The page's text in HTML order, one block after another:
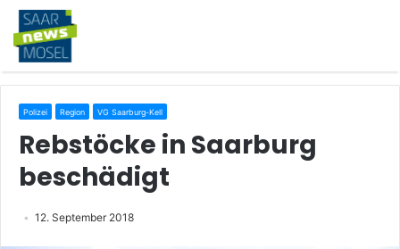
Polizei Region VG Saarburg-Kell
Rebstöcke in Saarburg
beschädigt
12. September 2018